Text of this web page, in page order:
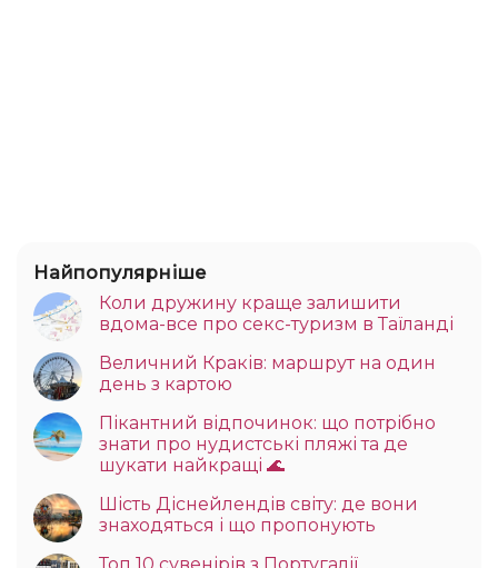
Найпопулярніше
Коли дружину краще залишити
вдома-все про секс-туризм в Таїланді
Величний Краків: маршрут на один
день з картою
Пікантний відпочинок: що потрібно
знати про нудистські пляжі та де
шукати найкращі 🌊
Шість Діснейлендів світу: де вони
знаходяться і що пропонують